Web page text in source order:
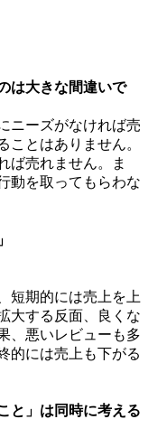
は大きな間違いで
ニーズがなければ売
ことはありません。
ば売れません。ま
動を取ってもらわな
短期的には売上を上
大する反面、良くな
、悪いレビューも多
的には売上も下がる
と」は同時に考える